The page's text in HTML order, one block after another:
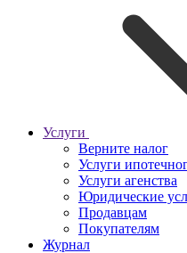
Услуги
Верните налог
Услуги
Услуги агенства
Юридические
Продавцам
Покупателям
Журнал